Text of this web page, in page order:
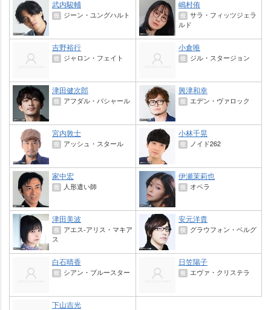
武内駿輔
役 ジーン・ユングハルト
嶋村侑
役 サラ・フィッツジェラ
ルド
吉野裕行
役 ジャロン・フェイト
小倉唯
役 ジル・スタージョン
津田健次郎
役 アフダル・バシャール
興津和幸
役 エデン・ヴァロック
宮内敦士
役 アッシュ・スタール
小林千晃
役 ノイド262
家中宏
役 人形遣い師
伊瀬茉莉也
役 オペラ
津田美波
役
アエス-アリス・マキア
ス
安元洋貴
役 グラウフォン・ベルグ
白石晴香
役 シアン・ブルースター
日笠陽子
役 エヴァ・クリステラ
下山吉光